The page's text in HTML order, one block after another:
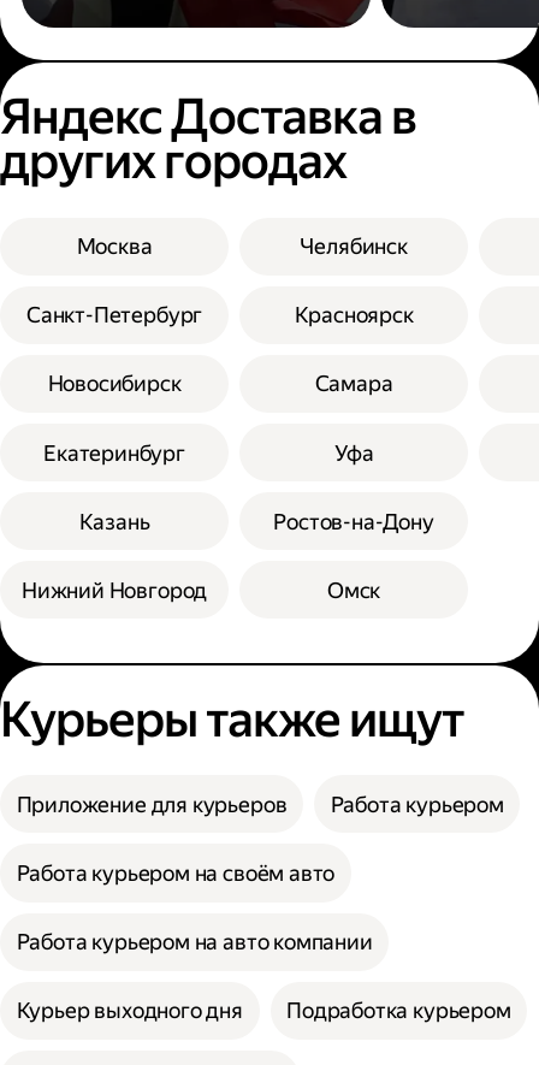
Яндекс Доставка в
других городах
Москва
Санкт-Петербург
Новосибирск
Екатеринбург
Казань
Нижний Новгород
Челябинск
Красноярск
Самара
Уфа
Ростов-на-Дону
Омск
Курьеры также ищут
Приложение для курьеров Работа курьером
Работа курьером на своём авто
Работа курьером на авто компании
Курьер выходного дня Подработка курьером